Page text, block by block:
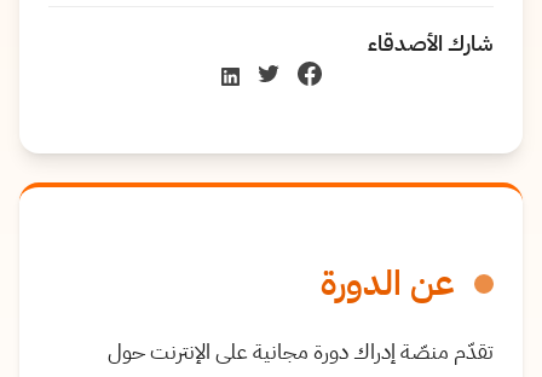
عن الدورة
تقدّم منصّة إدراك دورة مجانية على الإنترنت حول
شارك الأصدقاء